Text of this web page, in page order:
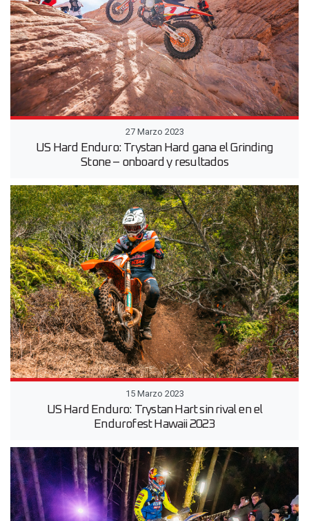
27 Marzo 2023
US Hard Enduro: Trystan Hard gana el Grinding
Stone – onboard y resultados
15 Marzo 2023
US Hard Enduro: Trystan Hart sin rival en el
Endurofest Hawaii 2023